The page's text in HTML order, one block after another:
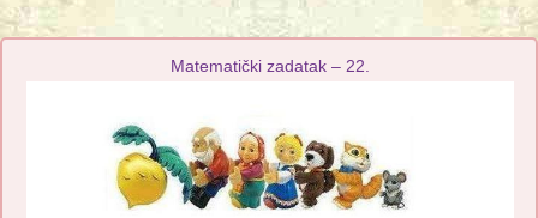
Matematički zadatak – 22.